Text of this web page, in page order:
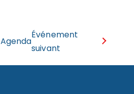
Agenda
Événement
suivant